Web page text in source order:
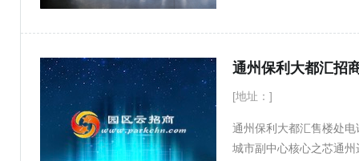
空间规整、承载力强，
大宗货物 - 柱距：一层
刚砂耐磨地面，防尘抗
雨棚，全天候高效装卸
造-18℃至0℃、0-4℃、4-
通州保利大都汇招
[地址：]
通州保利大都汇售楼处
城市副中心核心之芯通